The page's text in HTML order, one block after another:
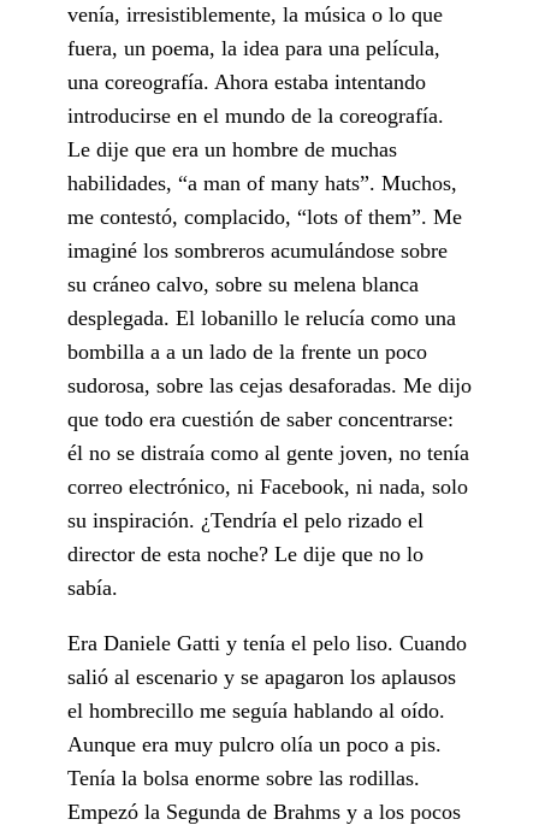
venía, irresistiblemente, la música o lo que
fuera, un poema, la idea para una película,
una coreografía. Ahora estaba intentando
introducirse en el mundo de la coreografía.
Le dije que era un hombre de muchas
habilidades, “a man of many hats”. Muchos,
me contestó, complacido, “lots of them”. Me
imaginé los sombreros acumulándose sobre
su cráneo calvo, sobre su melena blanca
desplegada. El lobanillo le relucía como una
bombilla a a un lado de la frente un poco
sudorosa, sobre las cejas desaforadas. Me dijo
que todo era cuestión de saber concentrarse:
él no se distraía como al gente joven, no tenía
correo electrónico, ni Facebook, ni nada, solo
su inspiración. ¿Tendría el pelo rizado el
director de esta noche? Le dije que no lo
sabía.
Era Daniele Gatti y tenía el pelo liso. Cuando
salió al escenario y se apagaron los aplausos
el hombrecillo me seguía hablando al oído.
Aunque era muy pulcro olía un poco a pis.
Tenía la bolsa enorme sobre las rodillas.
Empezó la Segunda de Brahms y a los pocos